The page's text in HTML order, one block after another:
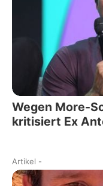
Wegen More-
kritisiert Ex
Artikel -